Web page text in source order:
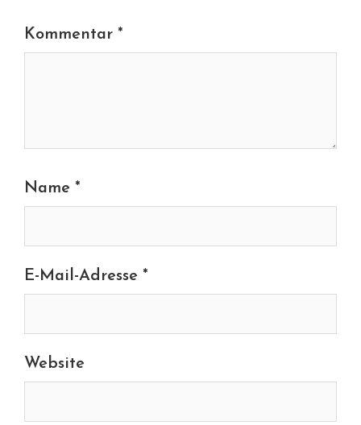
Kommentar *
Name *
E-Mail-Adresse *
Website